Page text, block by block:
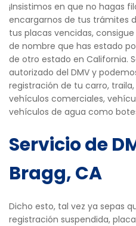
¡Insistimos en que no hagas
encargarnos de tus trámites
tus placas vencidas,
de nombre que has estado
de otro estado en California.
autorizado del DMV y
registración de tu carro,
vehículos comerciales,
vehículos de agua como
Servicio de
Bragg, CA
Dicho esto, tal vez ya sepas
registración suspendida,